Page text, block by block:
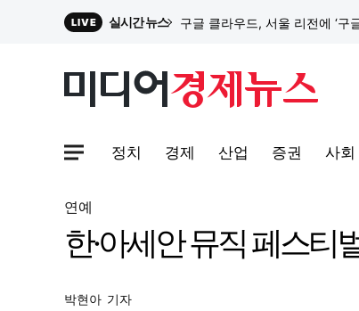
LIVE 실시간 뉴스
대한전선, 1463억 ‘500kV
사이트맵메뉴 열기
정치 경제 산업 증권 사회
연예
한·아세안 뮤직 페스티
박현아 기자